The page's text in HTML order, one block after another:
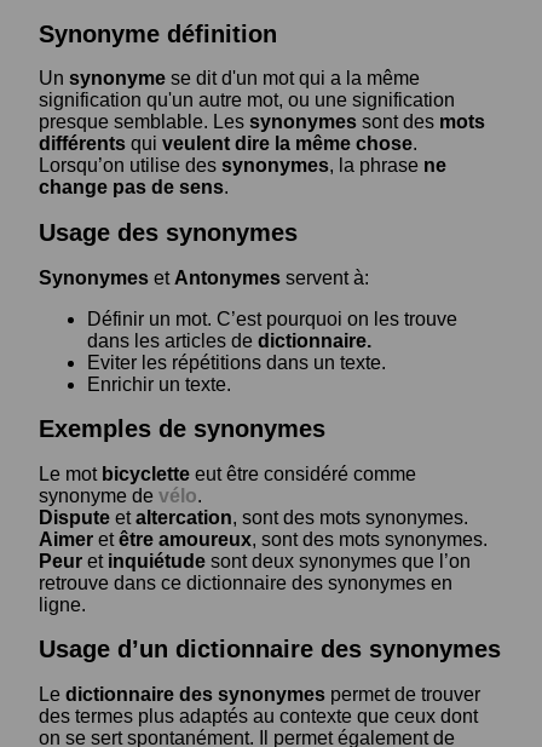
Synonyme définition
Un synonyme se dit d'un mot qui a la même
signification qu'un autre mot, ou une signification
presque semblable. Les synonymes sont des mots
différents qui veulent dire la même chose.
Lorsqu’on utilise des synonymes, la phrase ne
change pas de sens.
Usage des synonymes
Synonymes et Antonymes servent à:
Définir un mot. C’est pourquoi on les trouve
dans les articles de dictionnaire.
Eviter les répétitions dans un texte.
Enrichir un texte.
Exemples de synonymes
Le mot bicyclette eut être considéré comme
synonyme de vélo.
Dispute etaltercation, sont des mots synonymes.
Aimer etêtre amoureux, sont des mots synonymes.
Peur et inquiétude sont deux synonymes que l’on
retrouve dans ce dictionnaire des synonymes en
ligne.
Usage d’un dictionnaire des synonymes
Le dictionnaire des synonymes permet de trouver
des termes plus adaptés au contexte que ceux dont
on se sert spontanément. Il permet également de